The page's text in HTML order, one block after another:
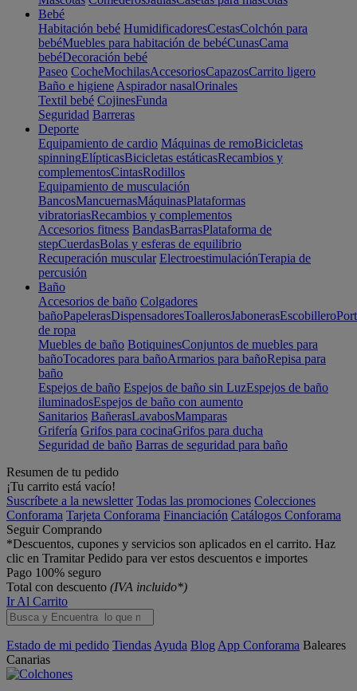
Bebé
Habitación bebé HumidificadoresCestasColchón para
bebéMuebles para habitación de bebéCunasCama
bebéDecoración bebé
Paseo CocheMochilasAccesoriosCapazosCarrito ligero
Baño e higiene Aspirador nasalOrinales
Textil bebé CojinesFunda
Seguridad Barreras
Deporte
Equipamiento de cardio Máquinas de remoBicicletas
spinningElípticasBicicletas estáticasRecambios y
complementosCintasRodillos
Equipamiento de musculación
BancosMancuernasMáquinasPlataformas
vibratoriasRecambios y complementos
Accesorios fitness BandasBarrasPlataforma de
stepCuerdasBolas y esferas de equilibrio
Recuperación muscular ElectroestimulaciónTerapia de
percusión
Baño
Accesorios de baño Colgadores
bañoPapelerasDispensadoresToallerosJabonerasEscobillero
de ropa
Muebles de baño BotiquinesConjuntos de muebles para
bañoTocadores para bañoArmarios para bañoRepisa para
baño
Espejos de baño Espejos de baño sin LuzEspejos de baño
iluminadosEspejos de baño con aumento
Sanitarios BañerasLavabosMamparas
Grifería Grifos para cocinaGrifos para ducha
Seguridad de baño Barras de seguridad para baño
Resumen de tu pedido
¡Tu carrito está vacío!
Suscríbete a la newsletter Todas las promociones Colecciones
Conforama Tarjeta Conforama Financiación Catálogos Conforama
Seguir Comprando
*Descuentos, cupones y servicios son aplicados en el carrito. Haz
clic en Tramitar Pedido para ver estos descuentos e importes
Pago 100% seguro
Total con descuento (IVA incluido*)
Ir Al Carrito
Estado de mi pedido Tiendas Ayuda Blog App Conforama Baleares
Canarias